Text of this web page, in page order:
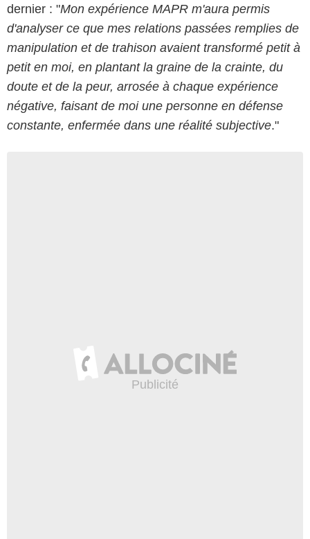
dernier : "Mon expérience MAPR m'aura permis
d'analyser ce que mes relations passées remplies de
manipulation et de trahison avaient transformé petit à
petit en moi, en plantant la graine de la crainte, du
doute et de la peur, arrosée à chaque expérience
négative, faisant de moi une personne en défense
constante, enfermée dans une réalité subjective."